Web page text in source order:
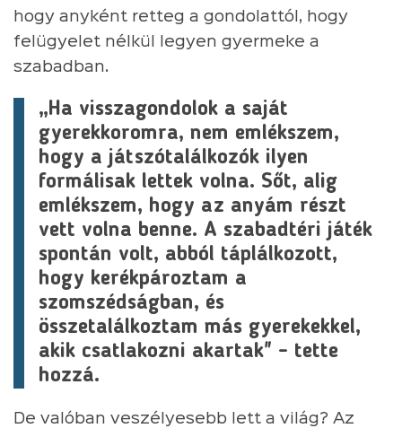
hogy anyként retteg a gondolattól, hogy
felügyelet nélkül legyen gyermeke a
szabadban.
„Ha visszagondolok a saját
gyerekkoromra, nem emlékszem,
hogy a játszótalálkozók ilyen
formálisak lettek volna. Sőt, alig
emlékszem, hogy az anyám részt
vett volna benne. A szabadtéri játék
spontán volt, abból táplálkozott,
hogy kerékpároztam a
szomszédságban, és
összetalálkoztam más gyerekekkel,
akik csatlakozni akartak" - tette
hozzá.
De valóban veszélyesebb lett a világ? Az